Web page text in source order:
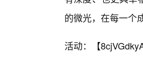
的微光，在每一个
活动：【